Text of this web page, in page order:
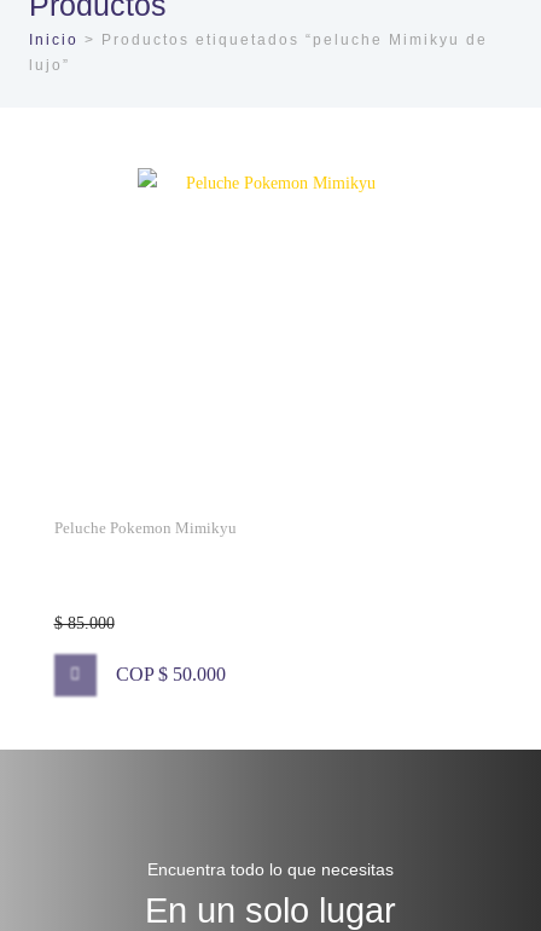
Inicio > Productos etiquetados “peluche Mimikyu de
lujo”
Peluche Pokemon Mimikyu
$ 85.000
COP $ 50.000
Encuentra todo lo que necesitas
En un solo lugar